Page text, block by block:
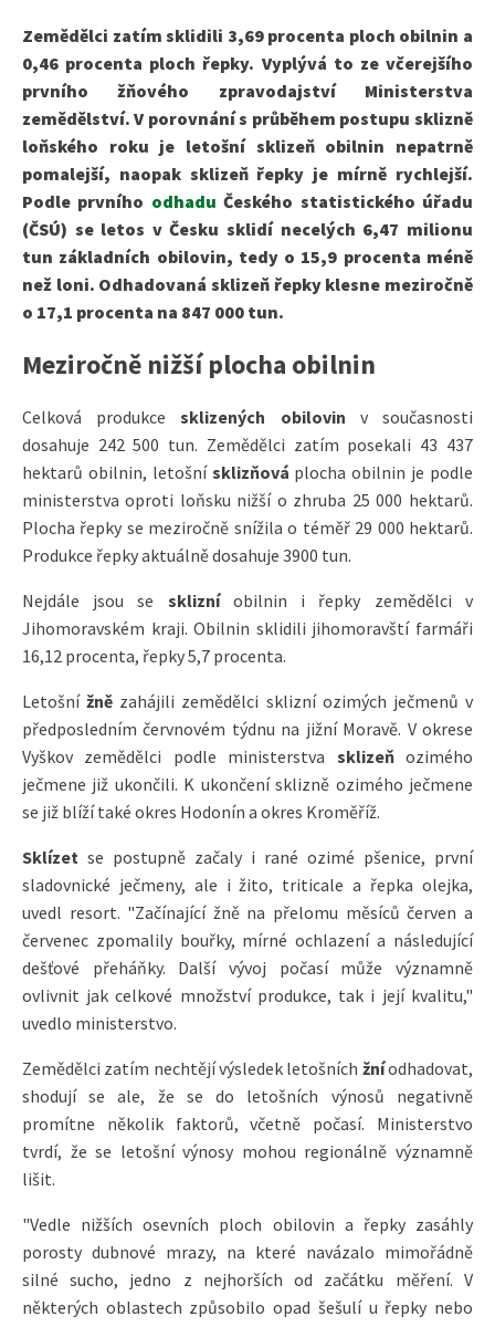
Zemědělci zatím sklidili 3,69 procenta ploch obilnin a
0,46 procenta ploch řepky. Vyplývá to ze včerejšího
prvního žňového zpravodajství Ministerstva
zemědělství. V porovnání s průběhem postupu sklizně
loňského roku je letošní sklizeň obilnin nepatrně
pomalejší, naopak sklizeň řepky je mírně rychlejší.
Podle prvního odhadu Českého statistického úřadu
(ČSÚ) se letos v Česku sklidí necelých 6,47 milionu
tun základních obilovin, tedy o 15,9 procenta méně
než loni. Odhadovaná sklizeň řepky klesne meziročně
o 17,1 procenta na 847 000 tun.
Meziročně nižší plocha obilnin
Celková produkcesklizených obilovin v současnosti
dosahuje 242 500 tun. Zemědělci zatím posekali 43 437
hektarů obilnin, letošní sklizňová plocha obilnin je podle
ministerstva oproti loňsku nižší o zhruba 25 000 hektarů.
Plocha řepky se meziročně snížila o téměř 29 000 hektarů.
Produkce řepky aktuálně dosahuje 3900 tun.
Nejdále jsou se sklizníobilnin i řepky zemědělci v
Jihomoravském kraji. Obilnin sklidili jihomoravští farmáři
16,12 procenta, řepky 5,7 procenta.
Letošnížně zahájili zemědělci sklizní ozimých ječmenů v
předposledním červnovém týdnu na jižní Moravě. V okrese
Vyškov zemědělci podle ministerstva sklizeňozimého
ječmene již ukončili. K ukončení sklizně ozimého ječmene
se již blíží také okres Hodonín a okres Kroměříž.
Sklízet se postupně začaly i rané ozimé pšenice, první
sladovnické ječmeny, ale i žito, triticale a řepka olejka,
uvedl resort. "Začínající žně na přelomu měsíců červen a
červenec zpomalily bouřky, mírné ochlazení a následující
dešťové přeháňky. Další vývoj počasí může významně
ovlivnit jak celkové množství produkce, tak i její kvalitu,"
uvedlo ministerstvo.
Zemědělci zatím nechtějí výsledek letošních žníodhadovat,
shodují se ale, že se do letošních výnosů negativně
promítne několik faktorů, včetně počasí. Ministerstvo
tvrdí, že se letošní výnosy mohou regionálně významně
lišit.
"Vedle nižších osevních ploch obilovin a řepky zasáhly
porosty dubnové mrazy, na které navázalo mimořádně
silné sucho, jedno z nejhorších od začátku měření. V
některých oblastech způsobilo opad šešulí u řepky nebo